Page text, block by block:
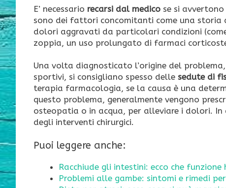
E’ necessario recarsi dal medico se si
sono dei fattori concomitanti come una storia
dolori aggravati da particolari condizioni
zoppia, un uso prolungato di farmaci
Una volta diagnosticato l’origine del
sportivi, si consigliano spesso delle sedute di
terapia farmacologia, se la causa è una
questo problema, generalmente vengono
osteopatia o in acqua, per alleviare i dolori. In
degli interventi chirurgici.
Puoi leggere anche:
Racchiude gli intestini: ecco che funzione
Problemi alle gambe: sintomi e rimedi